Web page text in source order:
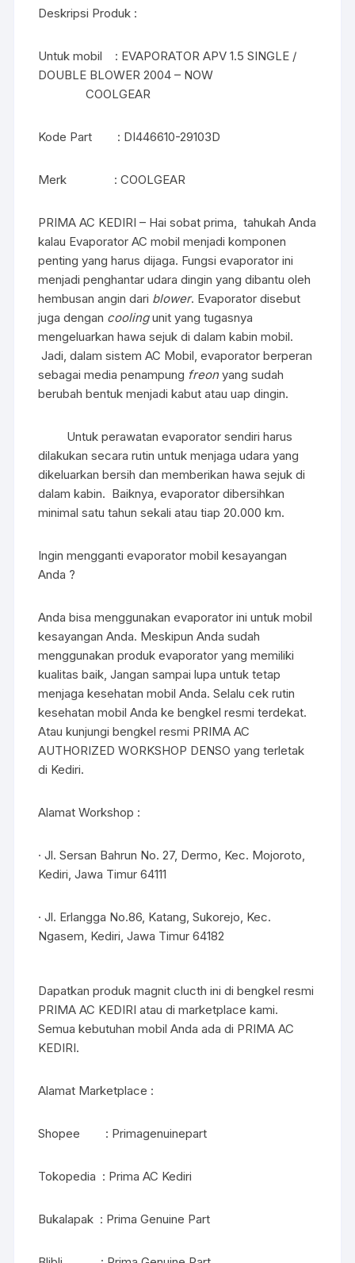
Deskripsi Produk :
Untuk mobil : EVAPORATOR APV 1.5 SINGLE /
DOUBLE BLOWER 2004 – NOW
COOLGEAR
Kode Part : DI446610-29103D
Merk : COOLGEAR
PRIMA AC KEDIRI – Hai sobat prima, tahukah Anda
kalau Evaporator AC mobil menjadi komponen
penting yang harus dijaga. Fungsi evaporator ini
menjadi penghantar udara dingin yang dibantu oleh
hembusan angin dari blower. Evaporator disebut
juga dengan coolingunit yang tugasnya
mengeluarkan hawa sejuk di dalam kabin mobil.
Jadi, dalam sistem AC Mobil, evaporator berperan
sebagai media penampung freon yang sudah
berubah bentuk menjadi kabut atau uap dingin.
Untuk perawatan evaporator sendiri harus
dilakukan secara rutin untuk menjaga udara yang
dikeluarkan bersih dan memberikan hawa sejuk di
dalam kabin. Baiknya, evaporator dibersihkan
minimal satu tahun sekali atau tiap 20.000 km.
Ingin mengganti evaporator mobil kesayangan
Anda ?
Anda bisa menggunakan evaporator ini untuk mobil
kesayangan Anda. Meskipun Anda sudah
menggunakan produk evaporator yang memiliki
kualitas baik, Jangan sampai lupa untuk tetap
menjaga kesehatan mobil Anda. Selalu cek rutin
kesehatan mobil Anda ke bengkel resmi terdekat.
Atau kunjungi bengkel resmi PRIMA AC
AUTHORIZED WORKSHOP DENSO yang terletak
di Kediri.
Alamat Workshop :
· Jl. Sersan Bahrun No. 27, Dermo, Kec. Mojoroto,
Kediri, Jawa Timur 64111
· Jl. Erlangga No.86, Katang, Sukorejo, Kec.
Ngasem, Kediri, Jawa Timur 64182
Dapatkan produk magnit clucth ini di bengkel resmi
PRIMA AC KEDIRI atau di marketplace kami.
Semua kebutuhan mobil Anda ada di PRIMA AC
KEDIRI.
Alamat Marketplace :
Shopee : Primagenuinepart
Tokopedia : Prima AC Kediri
Bukalapak : Prima Genuine Part